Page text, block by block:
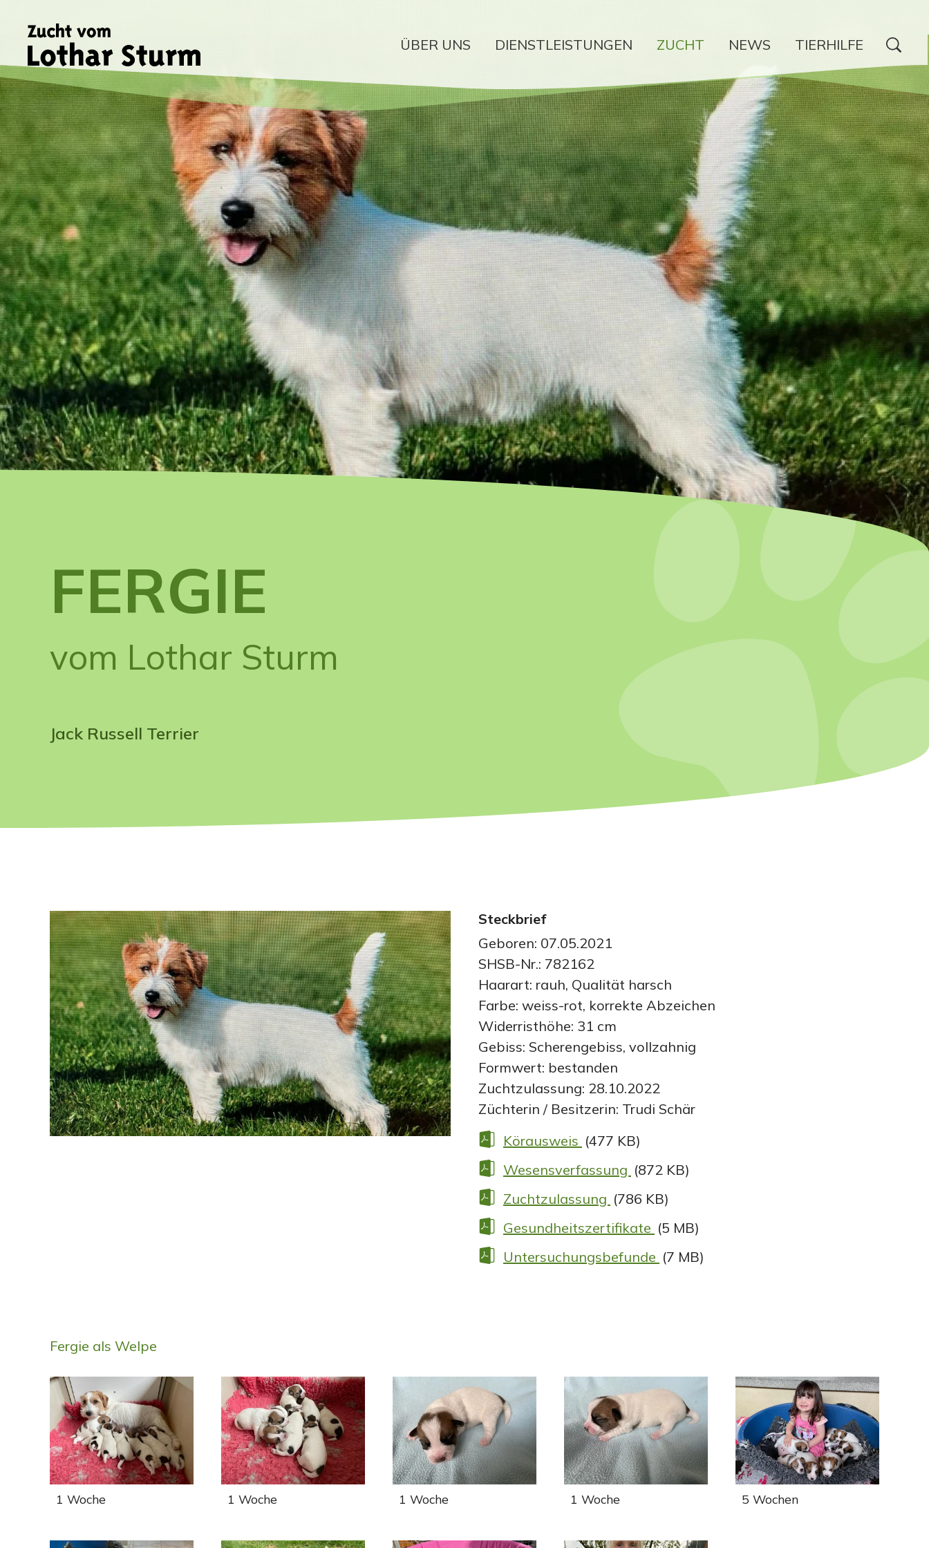
ÜBER UNS DIENSTLEISTUNGEN ZUCHT NEWS TIERHILFE
FERGIE
vom Lothar Sturm
Jack Russell Terrier
Steckbrief
Geboren: 07.05.2021
SHSB-Nr.: 782162
Haarart: rauh, Qualität harsch
Farbe: weiss-rot, korrekte Abzeichen
Widerristhöhe: 31 cm
Gebiss: Scherengebiss, vollzahnig
Formwert: bestanden
Zuchtzulassung: 28.10.2022
Züchterin / Besitzerin: Trudi Schär
Körausweis (477 KB)
Wesensverfassung (872 KB)
Zuchtzulassung (786 KB)
Gesundheitszertifikate (5 MB)
Untersuchungsbefunde (7 MB)
Fergie als Welpe
1 Woche 1 Woche 1 Woche 1 Woche 5 Wochen